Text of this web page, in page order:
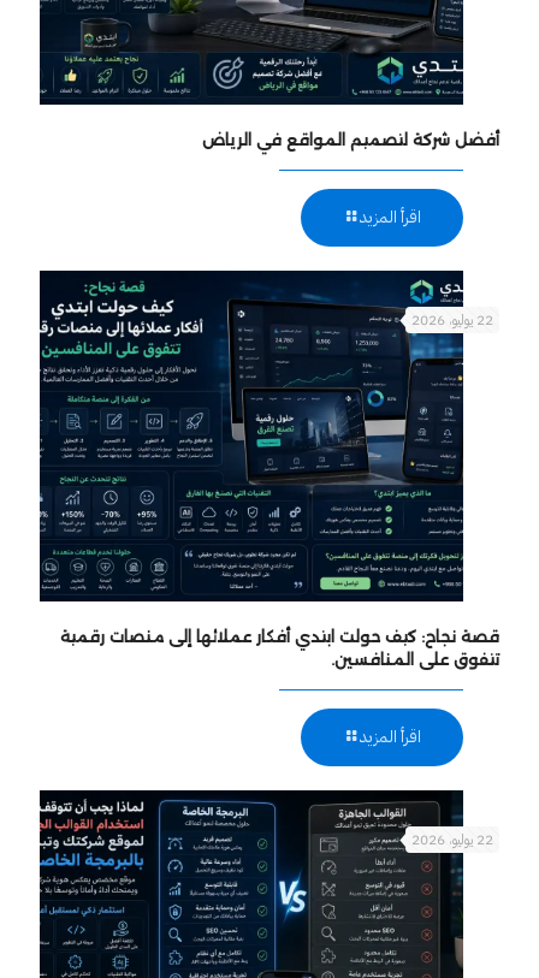
أفضل شركة لتصميم المواقع في الرياض
اقرأ المزيد
22 يوليو، 2026
قصة نجاح: كيف حولت ابتدي أفكار عملائها إلى منصات رقمية
تتفوق على المنافسين.
اقرأ المزيد
22 يوليو، 2026